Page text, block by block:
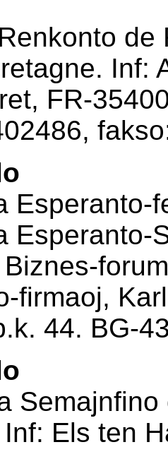
Inf:
FR-
Esperanto-
Esperanto-
firmaoj,
44. BG-
Els ten